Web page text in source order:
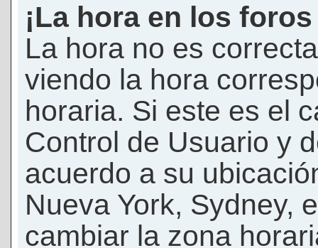
¡La hora en los
La hora no es
viendo la hora
horaria. Si este es el
Control de Usuario y
acuerdo a su
Nueva York, Sydney,
cambiar la zona